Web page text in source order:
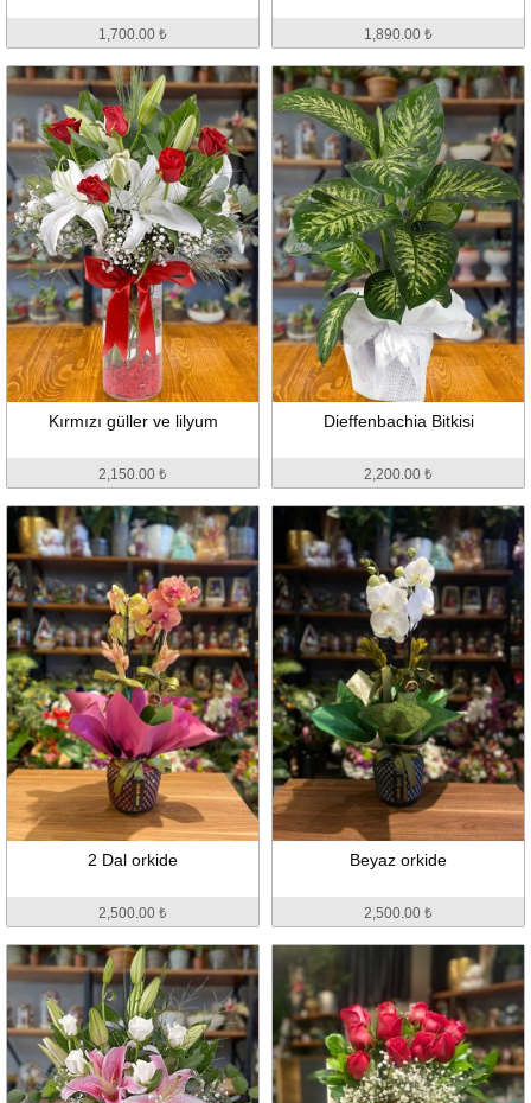
1,700.00 ₺ 1,890.00 ₺
Kırmızı güller ve lilyum
2,150.00 ₺
Dieffenbachia Bitkisi
2,200.00 ₺
2 Dal orkide
2,500.00 ₺
Beyaz orkide
2,500.00 ₺